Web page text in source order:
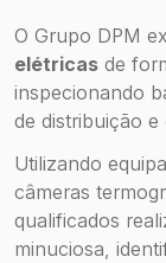
O Grupo DPM
elétricas de
inspecionando
de distribuição
Utilizando
câmeras
qualificados
minuciosa,